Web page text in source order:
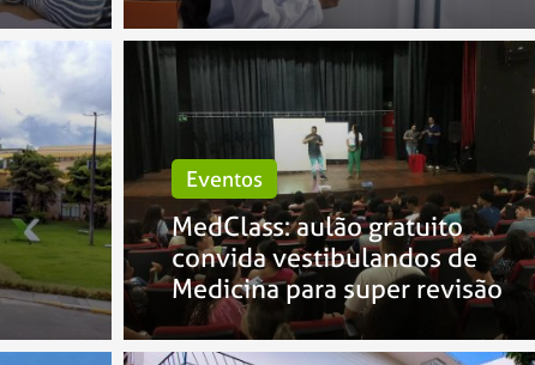
Eventos
MedClass: aulão gratuito
convida vestibulandos de
Medicina para super revisão